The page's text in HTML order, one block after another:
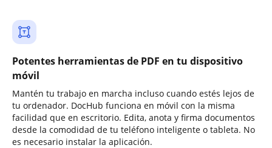
Potentes herramientas de PDF en tu dispositivo
móvil
Mantén tu trabajo en marcha incluso cuando estés lejos de
tu ordenador. DocHub funciona en móvil con la misma
facilidad que en escritorio. Edita, anota y firma documentos
desde la comodidad de tu teléfono inteligente o tableta. No
es necesario instalar la aplicación.